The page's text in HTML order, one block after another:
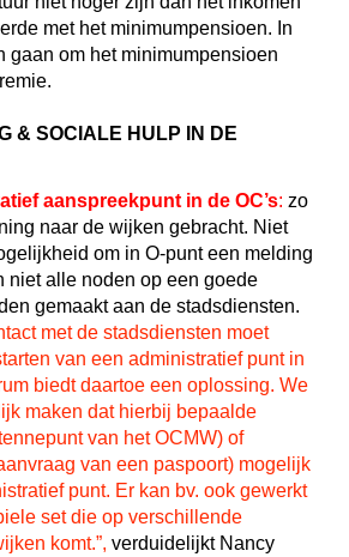
met het minimumpensioen. In
gaan om het minimumpensioen
& SOCIALE HULP IN DE
aanspreekpunt in de OC’s: zo
naar de wijken gebracht. Niet
om in O-punt een melding
niet alle noden op een goede
gemaakt aan de stadsdiensten.
met de stadsdiensten moet
van een administratief punt in
biedt daartoe een oplossing. We
maken dat hierbij bepaalde
van het OCMW) of
van een paspoort) mogelijk
punt. Er kan bv. ook gewerkt
set die op verschillende
komt.”, verduidelijkt Nancy